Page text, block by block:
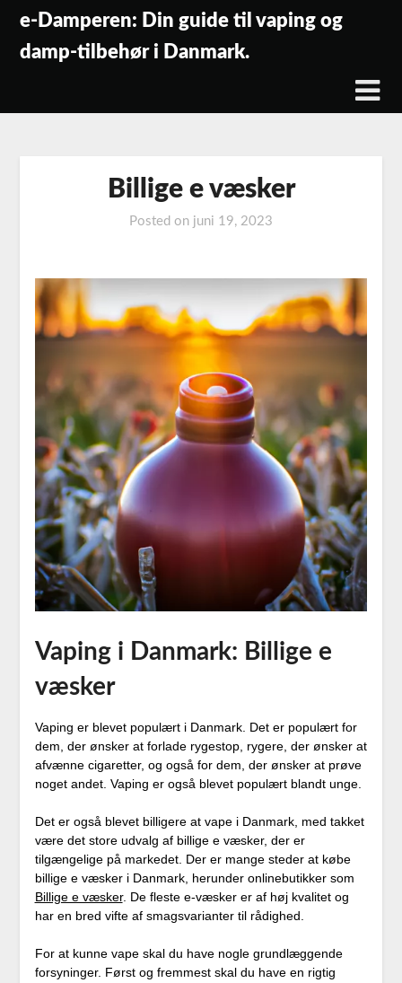
content
e-Damperen: Din guide til vaping og
damp-tilbehør i Danmark.
Billige e væsker
Posted on juni 19, 2023
Vaping i Danmark: Billige e
væsker
Vaping er blevet populært i Danmark. Det er populært for
dem, der ønsker at forlade rygestop, rygere, der ønsker at
afvænne cigaretter, og også for dem, der ønsker at prøve
noget andet. Vaping er også blevet populært blandt unge.
Det er også blevet billigere at vape i Danmark, med takket
være det store udvalg af billige e væsker, der er
tilgængelige på markedet. Der er mange steder at købe
billige e væsker i Danmark, herunder onlinebutikker som
Billige e væsker. De fleste e-væsker er af høj kvalitet og
har en bred vifte af smagsvarianter til rådighed.
For at kunne vape skal du have nogle grundlæggende
forsyninger. Først og fremmest skal du have en rigtig